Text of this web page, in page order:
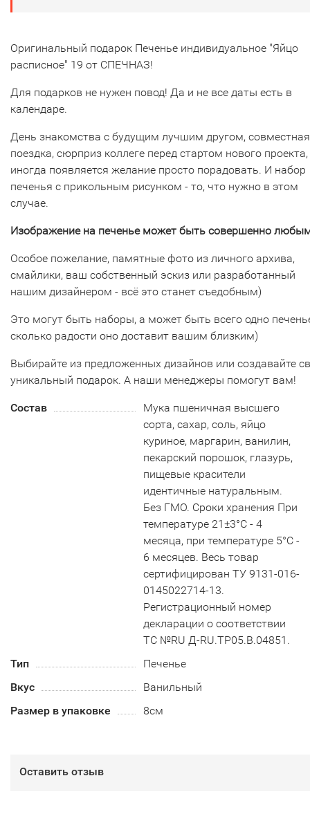
Оригинальный подарок Печенье индивидуальное "Яйцо
расписное" 19 от СПЕЧНАЗ!
Для подарков не нужен повод! Да и не все даты есть в
календаре.
День знакомства с будущим лучшим другом, совместная
поездка, сюрприз коллеге перед стартом нового
иногда появляется желание просто порадовать. И набор
печенья с прикольным рисунком - то, что нужно в этом
случае.
Изображение на печенье может быть совершенно
Особое пожелание, памятные фото из личного архива,
смайлики, ваш собственный эскиз или разработанный
нашим дизайнером - всё это станет съедобным)
Это могут быть наборы, а может быть всего одно
сколько радости оно доставит вашим близким)
Выбирайте из предложенных дизайнов или создавайте
уникальный подарок. А наши менеджеры помогут вам!
Состав
Мука пшеничная высшего
сорта, сахар, соль, яйцо
куриное, маргарин, ванилин,
пекарский порошок, глазурь,
пищевые красители
идентичные натуральным.
Без ГМО. Сроки хранения При
температуре 21±3°С - 4
месяца, при температуре 5°С -
6 месяцев. Весь товар
сертифицирован ТУ 9131-016-
0145022714-13.
Регистрационный номер
декларации о соответствии
ТС №RU Д-RU.TP05.B.04851.
Тип
Печенье
Вкус
Ванильный
Размер в упаковке
8см
Оставить отзыв